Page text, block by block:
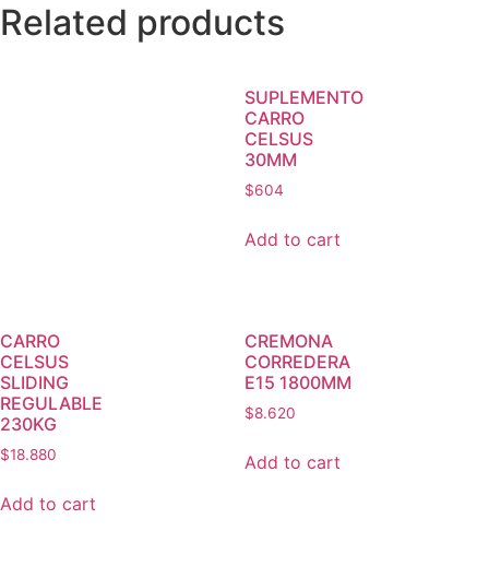
Related products
SUPLEMENTO
CARRO
CELSUS
30MM
$604
Add to cart
CARRO
CELSUS
SLIDING
REGULABLE
230KG
$18.880
Add to cart
CREMONA
CORREDERA
E15 1800MM
$8.620
Add to cart